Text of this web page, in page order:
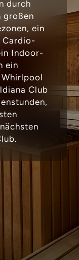
durch
großen
ein
Cardio-
Indoor-
ein
Club